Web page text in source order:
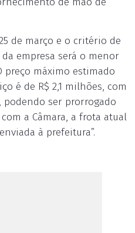
de março e o critério de
empresa será o menor
preço máximo estimado
é de R$ 2,1 milhões, com
ser prorrogado
a Câmara, a frota atual
à prefeitura”.